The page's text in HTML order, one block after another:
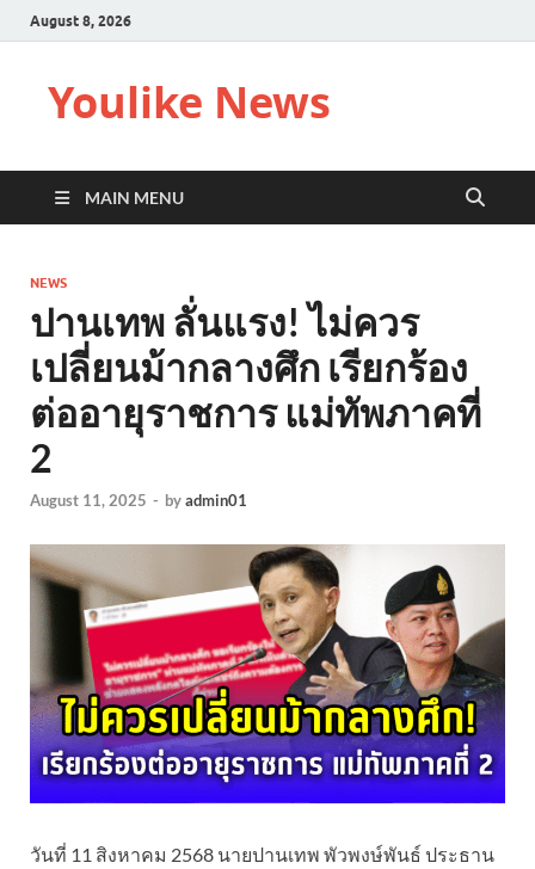
August 8, 2026
Youlike News
MAIN MENU
NEWS
ปานเทพ ลั่นแรง! ไม่ควร
เปลี่ยนม้ากลางศึก เรียกร้อง
ต่ออายุราชการ แม่ทัพภาคที่
2
August 11, 2025 - byadmin01
วันที่ 11 สิงหาคม 2568 นายปานเทพ พัวพงษ์พันธ์ ประธาน